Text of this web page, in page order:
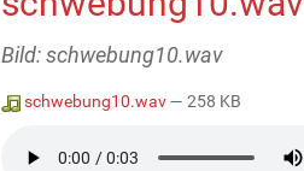
Bild: schwebung10.wav
schwebung10.wav— 258 KB